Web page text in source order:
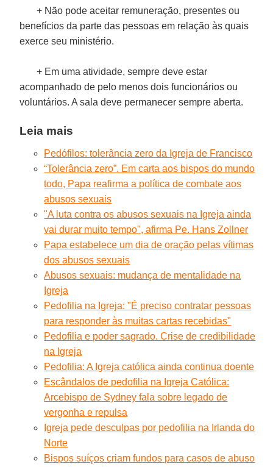
+ Não pode aceitar remuneração, presentes ou
benefícios da parte das pessoas em relação às quais
exerce seu ministério.
+ Em uma atividade, sempre deve estar
acompanhado de pelo menos dois funcionários ou
voluntários. A sala deve permanecer sempre aberta.
Leia mais
Pedófilos: tolerância zero da Igreja de Francisco
“Tolerância zero”. Em carta aos bispos do mundo
todo, Papa reafirma a política de combate aos
abusos sexuais
"A luta contra os abusos sexuais na Igreja ainda
vai durar muito tempo", afirma Pe. Hans Zollner
Papa estabelece um dia de oração pelas vítimas
dos abusos sexuais
Abusos sexuais: mudança de mentalidade na
Igreja
Pedofilia na Igreja: "É preciso contratar pessoas
para responder às muitas cartas recebidas"
Pedofilia e poder sagrado. Crise de credibilidade
na Igreja
Pedofilia: A Igreja católica ainda continua doente
Escândalos de pedofilia na Igreja Católica:
Arcebispo de Sydney fala sobre legado de
vergonha e repulsa
Igreja pede desculpas por pedofilia na Irlanda do
Norte
Bispos suíços criam fundos para casos de abuso